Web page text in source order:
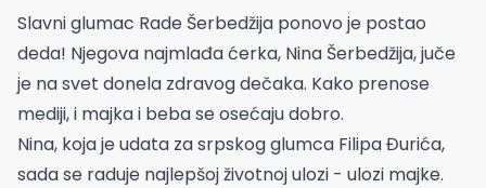
Slavni glumac Rade Šerbedžija ponovo je postao
deda! Njegova najmlađa ćerka, Nina Šerbedžija, juče
je na svet donela zdravog dečaka. Kako prenose
mediji, i majka i beba se osećaju dobro.
Nina, koja je udata za srpskog glumca Filipa Đurića,
sada se raduje najlepšoj životnoj ulozi - ulozi majke.